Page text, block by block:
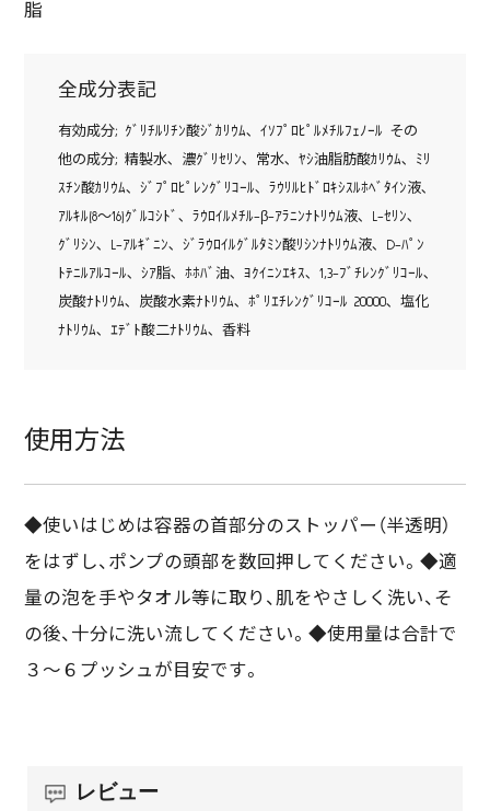
脂
全成分表記
有効成分; ｸﾞﾘﾁﾙﾘﾁﾝ酸ｼﾞｶﾘｳﾑ､ ｲｿﾌﾟﾛﾋﾟﾙﾒﾁﾙﾌｪﾉｰﾙ その
他の成分; 精製水､ 濃ｸﾞﾘｾﾘﾝ､ 常水､ ﾔｼ油脂肪酸ｶﾘｳﾑ､ ﾐﾘ
ｽﾁﾝ酸ｶﾘｳﾑ､ ｼﾞﾌﾟﾛﾋﾟﾚﾝｸﾞﾘｺｰﾙ､ ﾗｳﾘﾙﾋﾄﾞﾛｷｼｽﾙﾎﾍﾞﾀｲﾝ液､
ｱﾙｷﾙ(8～16)ｸﾞﾙｺｼﾄﾞ､ ﾗｳﾛｲﾙﾒﾁﾙ-β-ｱﾗﾆﾝﾅﾄﾘｳﾑ液､ L-ｾﾘﾝ､
ｸﾞﾘｼﾝ､ L-ｱﾙｷﾞﾆﾝ､ ｼﾞﾗｳﾛｲﾙｸﾞﾙﾀﾐﾝ酸ﾘｼﾝﾅﾄﾘｳﾑ液､ D-ﾊﾟﾝ
ﾄﾃﾆﾙｱﾙｺｰﾙ､ ｼｱ脂､ ﾎﾎﾊﾞ油､ ﾖｸｲﾆﾝｴｷｽ､ 1,3-ﾌﾞﾁﾚﾝｸﾞﾘｺｰﾙ､
炭酸ﾅﾄﾘｳﾑ､ 炭酸水素ﾅﾄﾘｳﾑ､ ﾎﾟﾘｴﾁﾚﾝｸﾞﾘｺｰﾙ 20000､ 塩化
ﾅﾄﾘｳﾑ､ ｴﾃﾞﾄ酸二ﾅﾄﾘｳﾑ､ 香料
使用方法
◆使いはじめは容器の首部分のストッパー（半透明）
をはずし、ポンプの頭部を数回押してください。◆適
量の泡を手やタオル等に取り、肌をやさしく洗い、そ
の後、十分に洗い流してください。◆使用量は合計で
３～６プッシュが目安です。
レビュー